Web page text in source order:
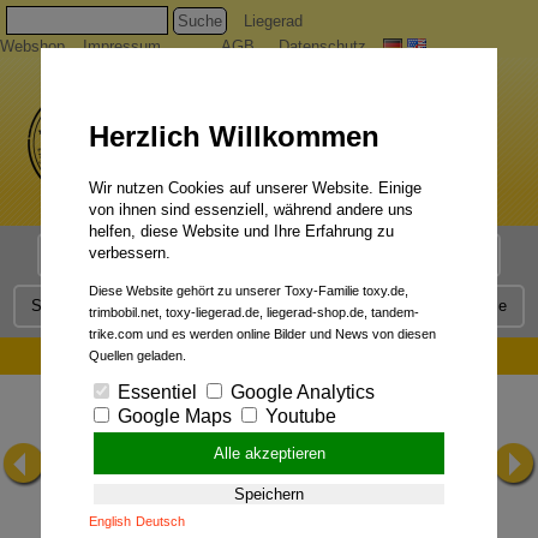
Suche
Liegerad
Webshop
Impressum AGB Datenschutz
Liegerad Modelle
Service Qualität Liegerad News Kontakt Presse
aktiyRadfahren 04/2009:
Herzlich Willkommen
Wir nutzen Cookies auf unserer Website. Einige
von ihnen sind essenziell, während andere uns
helfen, diese Website und Ihre Erfahrung zu
verbessern.
Diese Website gehört zu unserer Toxy-Familie toxy.de,
trimbobil.net, toxy-liegerad.de, liegerad-shop.de, tandem-
trike.com und es werden online Bilder und News von diesen
Quellen geladen.
Essentiel
Google Analytics
Google Maps
Youtube
Alle akzeptieren
Speichern
English Deutsch